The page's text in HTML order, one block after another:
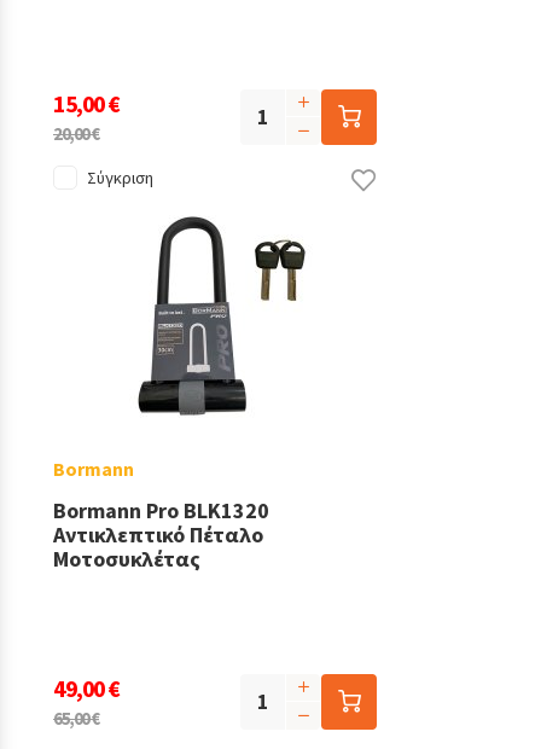
15,00 €
20,00 €
Σύγκριση
Bormann
Bormann Pro BLK1320
Αντικλεπτικό Πέταλο
Μοτοσυκλέτας
49,00 €
65,00 €